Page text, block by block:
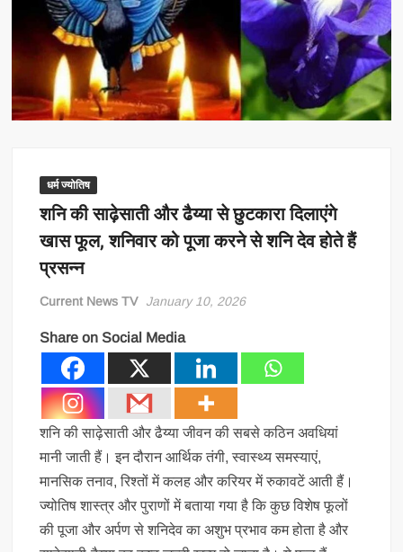
धर्म ज्योतिष
शनि की साढ़ेसाती और ढैय्या से छुटकारा दिलाएंगे
खास फूल, शनिवार को पूजा करने से शनि देव होते हैं
प्रसन्न
Current News TV January 10, 2026
Share on Social Media
शनि की साढ़ेसाती और ढैय्या जीवन की सबसे कठिन अवधियां
मानी जाती हैं। इन दौरान आर्थिक तंगी, स्वास्थ्य समस्याएं,
मानसिक तनाव, रिश्तों में कलह और करियर में रुकावटें आती हैं।
ज्योतिष शास्त्र और पुराणों में बताया गया है कि कुछ विशेष फूलों
की पूजा और अर्पण से शनिदेव का अशुभ प्रभाव कम होता है और